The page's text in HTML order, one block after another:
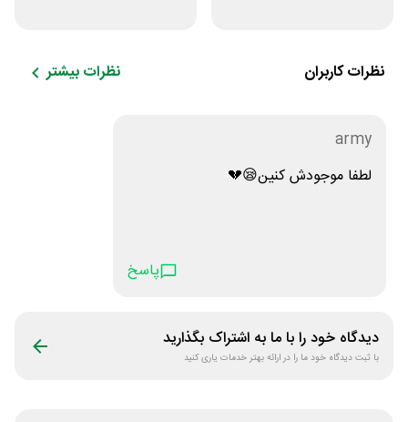
نظرات کاربران نظرات بیشتر
army
لطفا موجودش کنین😪💔
پاسخ
دیدگاه خود را با ما به اشتراک بگذارید
با ثبت دیدگاه خود ما را در ارائه بهتر خدمات یاری کنید